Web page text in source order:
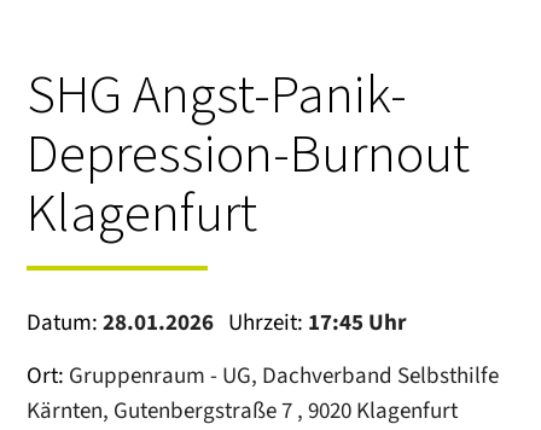
SHG Angst-Panik-
Depression-Burnout
Klagenfurt
Datum:28.01.2026 Uhrzeit: 17:45 Uhr
Ort: Gruppenraum - UG, Dachverband Selbsthilfe
Kärnten, Gutenbergstraße 7 , 9020 Klagenfurt